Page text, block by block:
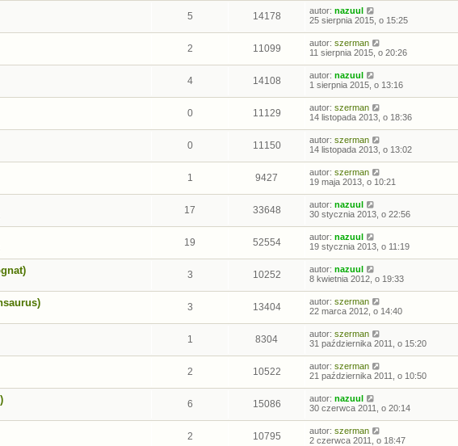
5 14178 autor: nazuul
25 sierpnia 2015, o 15:25
2 11099 autor: szerman
11 sierpnia 2015, o 20:26
4 14108 autor: nazuul
1 sierpnia 2015, o 13:16
0 11129 autor: szerman
14 listopada 2013, o 18:36
0 11150 autor: szerman
14 listopada 2013, o 13:02
1 9427 autor: szerman
19 maja 2013, o 10:21
17 33648 autor: nazuul
30 stycznia 2013, o 22:56
19 52554 autor: nazuul
19 stycznia 2013, o 11:19
3 10252 autor: nazuul
8 kwietnia 2012, o 19:33
3 13404 autor: szerman
22 marca 2012, o 14:40
1 8304 autor: szerman
31 października 2011, o 15:20
2 10522 autor: szerman
21 października 2011, o 10:50
6 15086 autor: nazuul
30 czerwca 2011, o 20:14
2 10795 autor: szerman
2 czerwca 2011, o 18:47